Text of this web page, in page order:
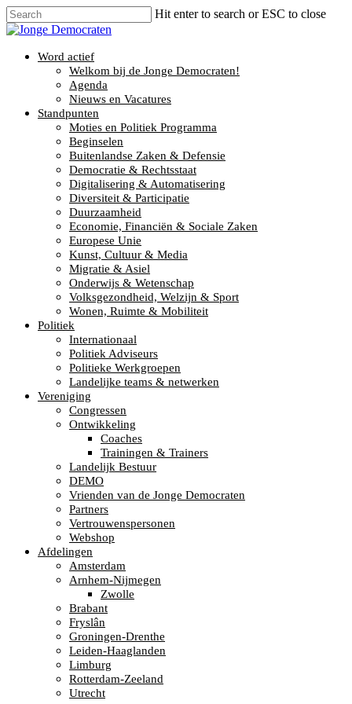
Hit enter to search or ESC to close
Word actief
Welkom bij de Jonge Democraten!
Agenda
Nieuws en Vacatures
Standpunten
Moties en Politiek Programma
Beginselen
Buitenlandse Zaken & Defensie
Democratie & Rechtsstaat
Digitalisering & Automatisering
Diversiteit & Participatie
Duurzaamheid
Economie, Financiën & Sociale Zaken
Europese Unie
Kunst, Cultuur & Media
Migratie & Asiel
Onderwijs & Wetenschap
Volksgezondheid, Welzijn & Sport
Wonen, Ruimte & Mobiliteit
Politiek
Internationaal
Politiek Adviseurs
Politieke Werkgroepen
Landelijke teams & netwerken
Vereniging
Congressen
Ontwikkeling
Coaches
Trainingen & Trainers
Landelijk Bestuur
DEMO
Vrienden van de Jonge Democraten
Partners
Vertrouwenspersonen
Webshop
Afdelingen
Amsterdam
Arnhem-Nijmegen
Zwolle
Brabant
Fryslân
Groningen-Drenthe
Leiden-Haaglanden
Limburg
Rotterdam-Zeeland
Utrecht